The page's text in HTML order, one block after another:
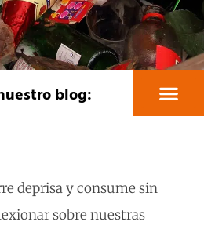
blog:
deprisa y consume sin
sobre nuestras